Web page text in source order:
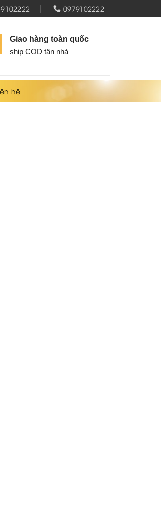
0979102222
Giao hàng toàn quốc
ship COD tận nhà
hệ